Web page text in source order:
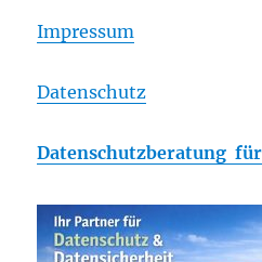
Impressum
Datenschutz
Datenschutzberatung